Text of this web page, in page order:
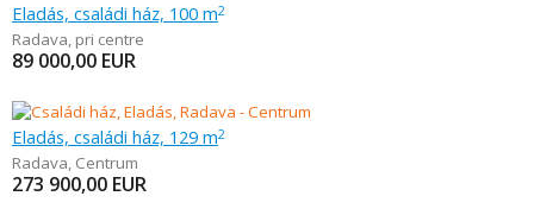
Eladás, családi ház, 100 m2
Radava, pri centre
89 000,00 EUR
Eladás, családi ház, 129 m2
Radava, Centrum
273 900,00 EUR